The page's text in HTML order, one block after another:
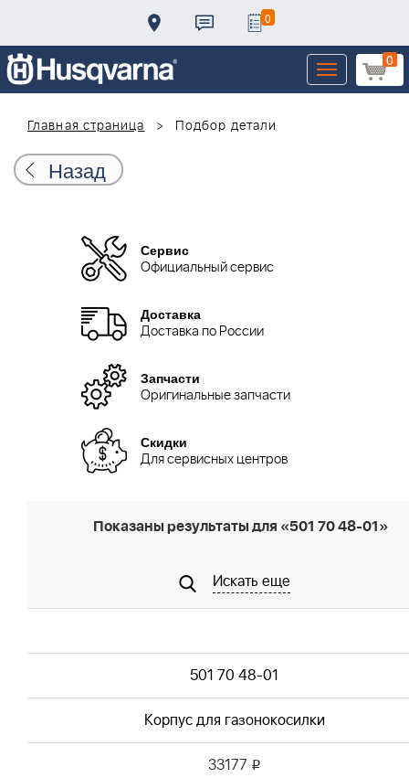
0
0
Toggle
navigation
Главная страница
Подбор детали
Назад
Сервис
Официальный сервис
Доставка
Доставка по России
Запчасти
Оригинальные запчасти
Скидки
Для сервисных центров
Показаны результаты для «501 70 48-01»
Искать еще
501 70 48-01
Корпус для газонокосилки
33177 i